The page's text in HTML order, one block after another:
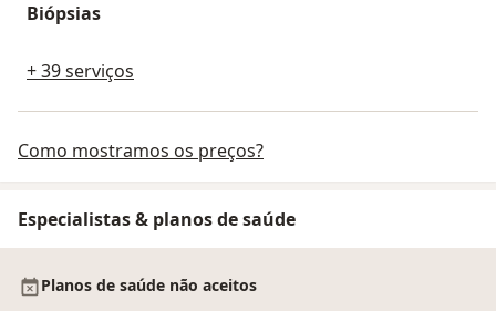
Biópsias
+ 39 serviços
Como mostramos os preços?
Especialistas & planos de saúde
Planos de saúde não aceitos